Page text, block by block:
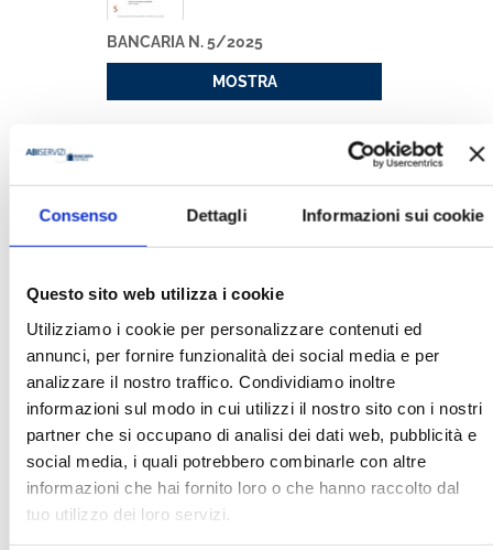
Consenso Dettagli Informazioni sui cookie
Questo sito web utilizza i cookie
Utilizziamo i cookie per personalizzare contenuti ed
annunci, per fornire funzionalità dei social media e per
analizzare il nostro traffico. Condividiamo inoltre
informazioni sul modo in cui utilizzi il nostro sito con i nostri
partner che si occupano di analisi dei dati web, pubblicità e
social media, i quali potrebbero combinarle con altre
informazioni che hai fornito loro o che hanno raccolto dal
tuo utilizzo dei loro servizi.
BANCARIA N. 5/2025
MOSTRA
BANCARIA N. 2/2024
MOSTRA